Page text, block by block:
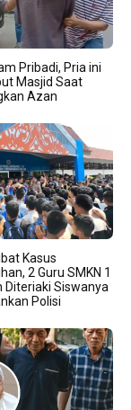
Pribadi, Pria ini
Masjid Saat
Azan
Kasus
2 Guru SMKN 1
Diteriaki Siswanya
Polisi